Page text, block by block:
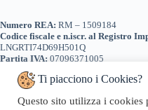
Numero REA: RM – 1509184
Codice fiscale e n.iscr. al Registro
LNGRTI74D69H501Q
Partita IVA: 07096371005
Ti piacciono i Cookies?
Questo sito utilizza i cookies